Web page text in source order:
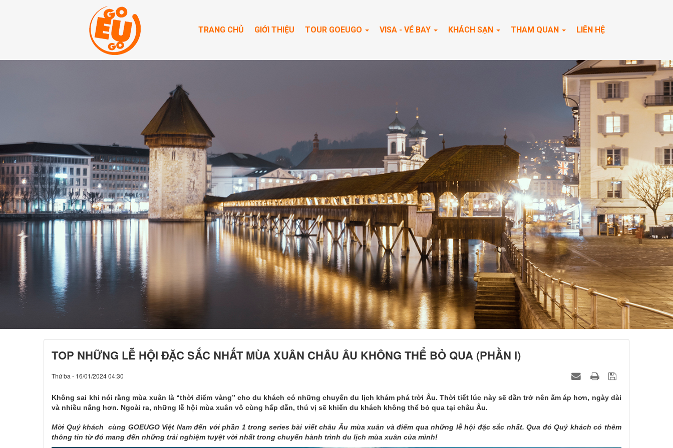
TRANG CHỦ GIỚI THIỆU TOUR GOEUGO VISA - VÉ BAY KHÁCH SẠN THAM QUAN LIÊN HỆ
TOP NHỮNG LỄ HỘI ĐẶC SẮC NHẤT MÙA XUÂN CHÂU ÂU KHÔNG THỂ BỎ QUA (PHẦN I)
Thứ ba - 16/01/2024 04:30
Không sai khi nói rằng mùa xuân là “thời điểm vàng” cho du khách có những chuyến du lịch khám phá trời Âu. Thời tiết lúc này sẽ dần trở nên ấm áp hơn, ngày dài
và nhiều nắng hơn. Ngoài ra, những lễ hội mùa xuân vô cùng hấp dẫn, thú vị sẽ khiến du khách không thể bỏ qua tại châu Âu.
Mời Quý khách cùng GOEUGO Việt Nam đến với phần 1 trong series bài viết châu Âu mùa xuân và điểm qua những lễ hội đặc sắc nhất. Qua đó Quý khách có thêm
thông tin từ đó mang đến những trải nghiệm tuyệt vời nhất trong chuyến hành trình du lịch mùa xuân của mình!